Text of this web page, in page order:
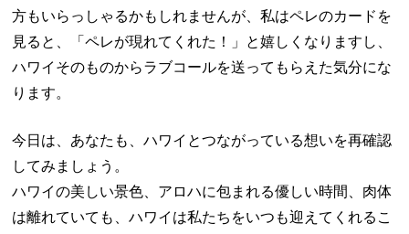
方もいらっしゃるかもしれませんが、私はペレのカードを
見ると、「ペレが現れてくれた！」と嬉しくなりますし、
ハワイそのものからラブコールを送ってもらえた気分にな
ります。
今日は、あなたも、ハワイとつながっている想いを再確認
してみましょう。
ハワイの美しい景色、アロハに包まれる優しい時間、肉体
は離れていても、ハワイは私たちをいつも迎えてくれるこ